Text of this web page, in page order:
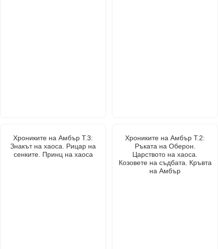
Хрониките на Амбър Т.3:
Знакът на хаоса. Рицар на
сенките. Принц на хаоса
Хрониките на Амбър Т.2:
Ръката на Оберон.
Царството на хаоса.
Козовете на съдбата. Кръвта
на Амбър